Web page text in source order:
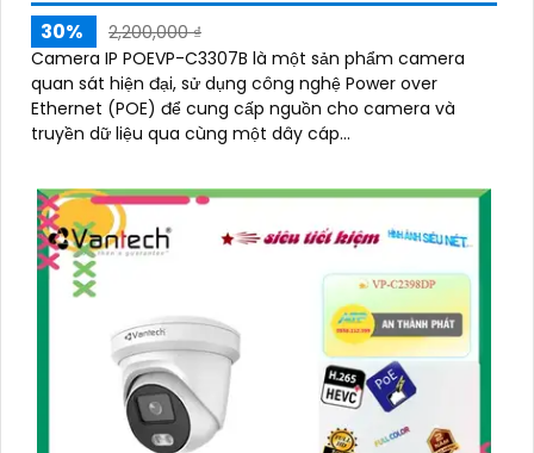
30%
2,200,000 ₫
Camera IP POEVP-C3307B là một sản phẩm camera
quan sát hiện đại, sử dụng công nghệ Power over
Ethernet (POE) để cung cấp nguồn cho camera và
truyền dữ liệu qua cùng một dây cáp...